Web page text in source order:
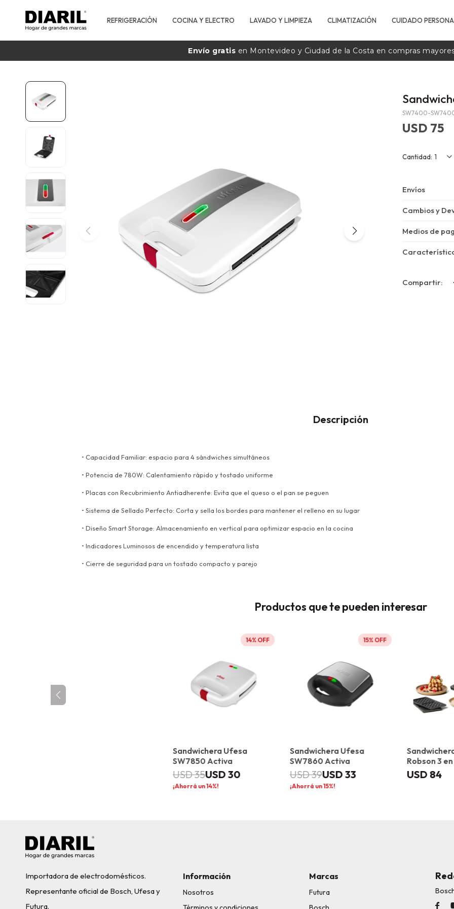
REFRIGERACIÓN COCINA Y ELECTRO LAVADO Y LIMPIEZA CLIMATIZACIÓN CUIDADO
Envío gratis en Montevideo y Ciudad de la Costa en compras
SW7400-
USD 75
1
Envíos
Cambios y
Medios de
Descripción
• Capacidad Familiar: espacio para 4 sándwiches simultáneos
• Potencia de 780W: Calentamiento rápido y tostado uniforme
• Placas con Recubrimiento Antiadherente: Evita que el queso o el pan se peguen
• Sistema de Sellado Perfecto: Corta y sella los bordes para mantener el relleno en su lugar
• Diseño Smart Storage: Almacenamiento en vertical para optimizar espacio en la cocina
• Indicadores Luminosos de encendido y temperatura lista
• Cierre de seguridad para un tostado compacto y parejo
Productos que te pueden interesar
14
Sandwichera Ufesa
SW7850 Activa
USD 30
USD35
14
15
Sandwichera Ufesa
SW7860 Activa
USD 33
USD39
15
Robson 3 en
USD 84
Importadora de electrodomésticos.
Representante oficial de Bosch, Ufesa y
Futura.
Marcas
Futura
Información
Nosotros
